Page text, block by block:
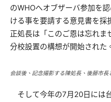
のWHOへオブザーバ参加を
ける事を要請する意見書を採
正処長は「このご恩は忘れ
分校設置の構想が開始された
会談後、記念撮影する陳処長、後藤市長
そして今年の7月20日には